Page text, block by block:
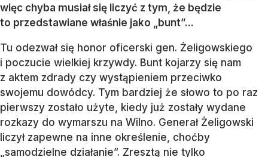
więc chyba musiał się liczyć z tym, że będzie
to przedstawiane właśnie jako „bunt”...
Tu odezwał się honor oficerski gen. Żeligowskiego
i poczucie wielkiej krzywdy. Bunt kojarzy się nam
z aktem zdrady czy wystąpieniem przeciwko
swojemu dowódcy. Tym bardziej że słowo to po raz
pierwszy zostało użyte, kiedy już zostały wydane
rozkazy do wymarszu na Wilno. Generał Żeligowski
liczył zapewne na inne określenie, choćby
„samodzielne działanie”. Zresztą nie tylko